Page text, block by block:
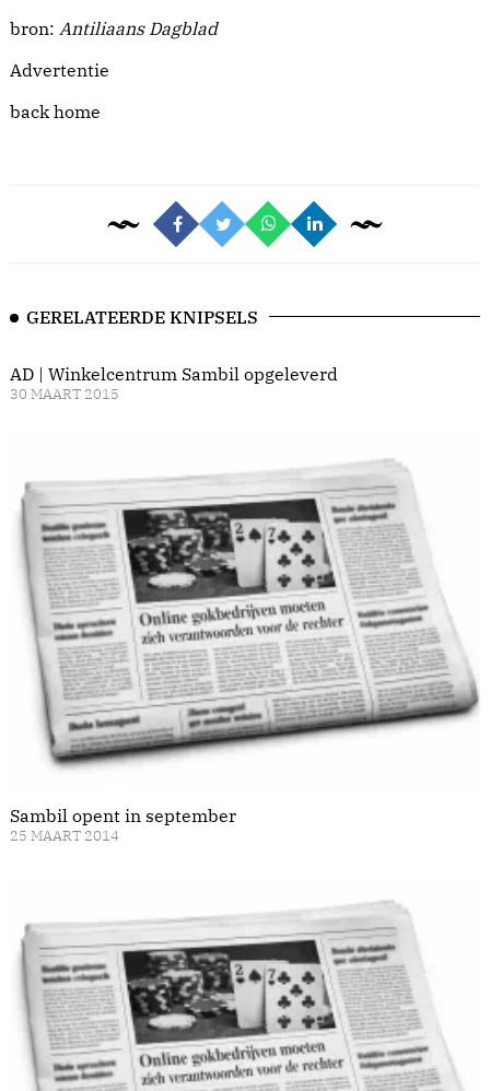
bron: Antiliaans Dagblad
Advertentie
back home
GERELATEERDE KNIPSELS
AD | Winkelcentrum Sambil opgeleverd
30 MAART 2015
Sambil opent in september
25 MAART 2014